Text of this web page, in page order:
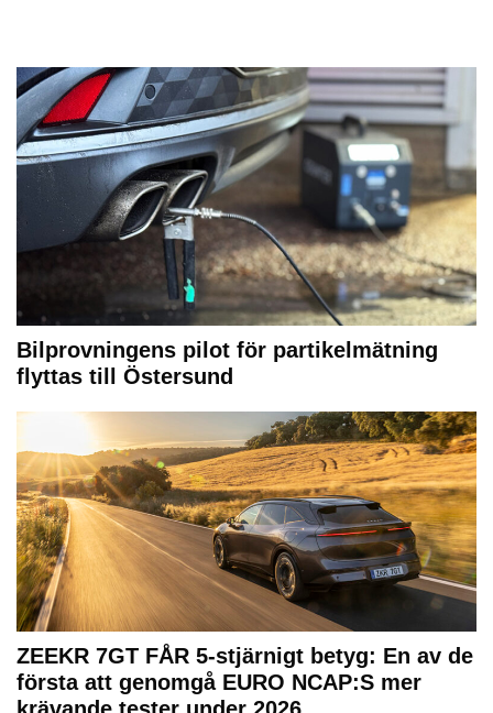
Bilprovningens pilot för partikelmätning
flyttas till Östersund
ZEEKR 7GT FÅR 5-stjärnigt betyg: En av de
första att genomgå EURO NCAP:S mer
krävande tester under 2026